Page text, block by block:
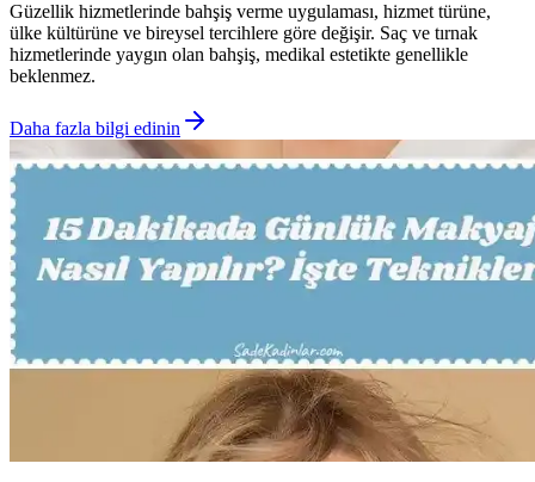
Güzellik hizmetlerinde bahşiş verme uygulaması, hizmet türüne,
ülke kültürüne ve bireysel tercihlere göre değişir. Saç ve tırnak
hizmetlerinde yaygın olan bahşiş, medikal estetikte genellikle
beklenmez.
Daha fazla bilgi edinin